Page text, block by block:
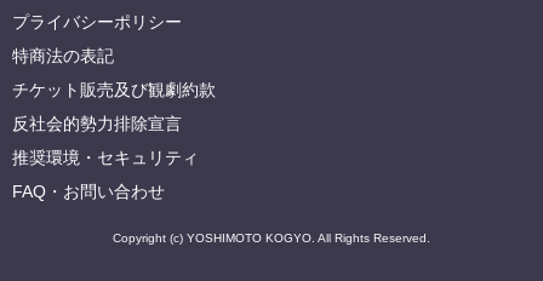
プライバシーポリシー
特商法の表記
チケット販売及び観劇約款
反社会的勢力排除宣言
推奨環境・セキュリティ
FAQ・お問い合わせ
Copyright (c) YOSHIMOTO KOGYO. All Rights Reserved.